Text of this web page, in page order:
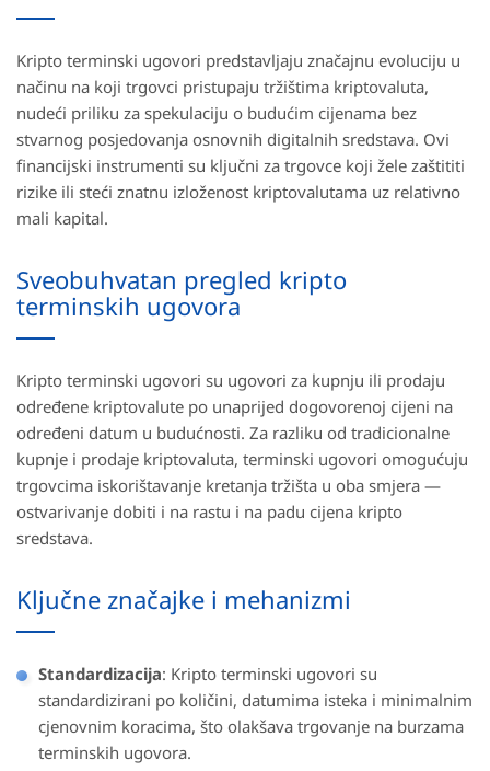
Kripto terminski ugovori predstavljaju značajnu evoluciju u
načinu na koji trgovci pristupaju tržištima kriptovaluta,
nudeći priliku za spekulaciju o budućim cijenama bez
stvarnog posjedovanja osnovnih digitalnih sredstava. Ovi
financijski instrumenti su ključni za trgovce koji žele zaštititi
rizike ili steći znatnu izloženost kriptovalutama uz relativno
mali kapital.
Sveobuhvatan pregled kripto
terminskih ugovora
Kripto terminski ugovori su ugovori za kupnju ili prodaju
određene kriptovalute po unaprijed dogovorenoj cijeni na
određeni datum u budućnosti. Za razliku od tradicionalne
kupnje i prodaje kriptovaluta, terminski ugovori omogućuju
trgovcima iskorištavanje kretanja tržišta u oba smjera —
ostvarivanje dobiti i na rastu i na padu cijena kripto
sredstava.
Ključne značajke i mehanizmi
Standardizacija: Kripto terminski ugovori su
standardizirani po količini, datumima isteka i minimalnim
cjenovnim koracima, što olakšava trgovanje na burzama
terminskih ugovora.